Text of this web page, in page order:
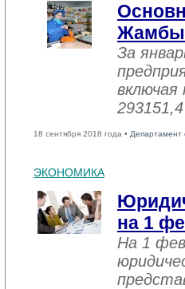
За
18 сентября 2018 года • Департамент
ЭКОНОМИКА
на 1
На 1